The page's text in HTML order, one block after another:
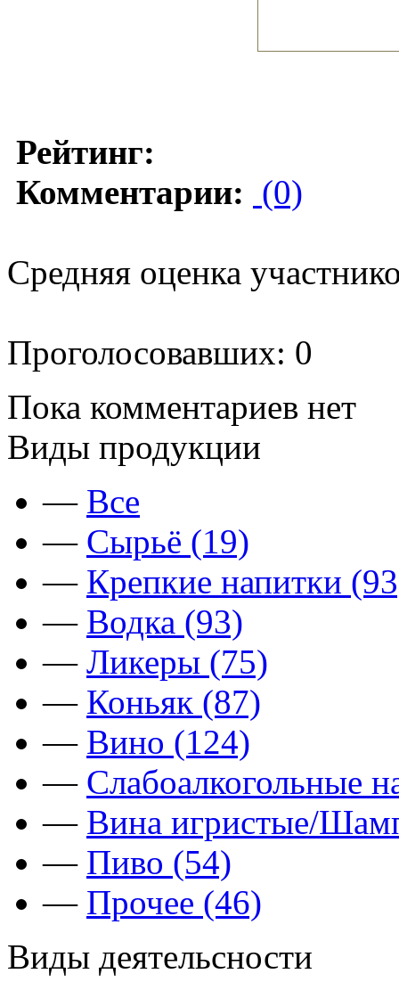
Рейтинг:
Комментарии: (0)
Средняя оценка
Проголосовавших: 0
Пока комментариев нет
Виды продукции
— Все
— Сырьё (19)
— Крепкие напитки
— Водка (93)
— Ликеры (75)
— Коньяк (87)
— Вино (124)
— Слабоалкогольные
— Вина игристые/
— Пиво (54)
— Прочее (46)
Виды деятельсности